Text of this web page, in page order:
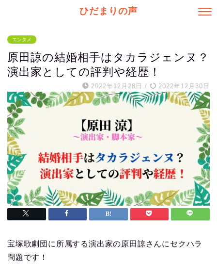
ひだまりの声
エンタメ
原田諒の結婚相手はタカラジェンヌ？
演出家としての評判や経歴！
2022年12月28日 / 2022年12月30日
宝塚歌劇団に所属する演出家の原田諒さんにセクハラ
問題です！